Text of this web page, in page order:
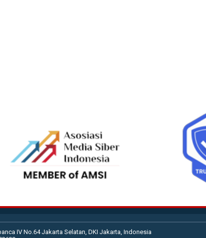
IV No.64 Jakarta Selatan, DKI Jakarta, Indonesia